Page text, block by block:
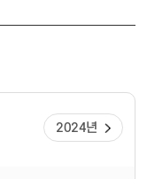
2024년